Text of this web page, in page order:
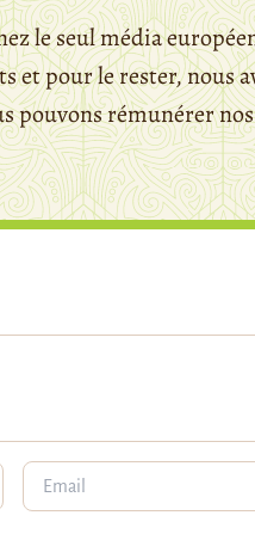
le seul média
et pour le rester, nous
pouvons rémunérer